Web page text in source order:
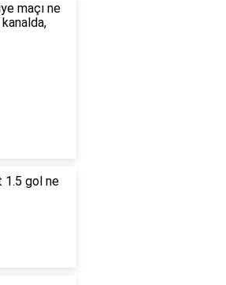
maçı ne
1.5 gol ne